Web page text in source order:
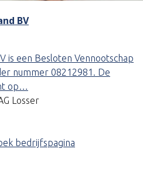
BV
is een Besloten Vennootschap
nummer 08212981. De
op…
Losser
bedrijfspagina